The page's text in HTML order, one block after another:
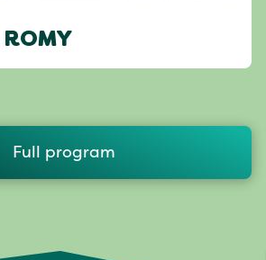
ROMY
Full program